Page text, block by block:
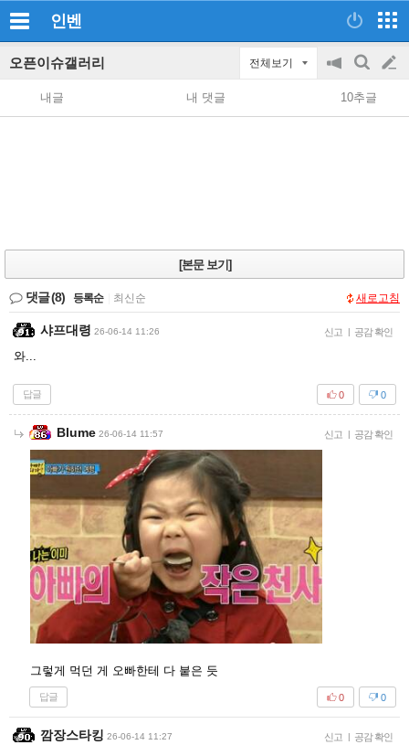
인벤
오픈이슈갤러리 전체보기
공
지
on/off
검
색
글
쓰
내글 내 댓글 10추글
[본문 보기]
댓글(8) 등록순 최신순 새로고침
샤프대령 26-06-14 11:26 신고 | 공감 확인
와...
답글 0
0
Blume 26-06-14 11:57 신고 | 공감 확인
그렇게 먹던 게 오빠한테 다 붙은 듯
답글 0
0
깜장스타킹 26-06-14 11:27 신고 공감 확인